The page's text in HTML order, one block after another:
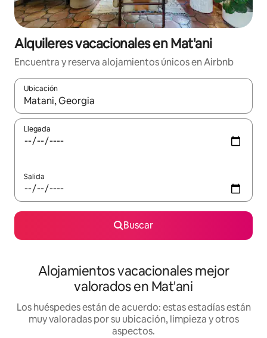
Alquileres vacacionales en Mat'ani
Encuentra y reserva alojamientos únicos en Airbnb
Ubicación
Cuando los resultados estén disponibles, navega con las
Llegada
Salida
Buscar
Alojamientos vacacionales mejor
valorados en Mat'ani
Los huéspedes están de acuerdo: estas estadías están
muy valoradas por su ubicación, limpieza y otros
aspectos.